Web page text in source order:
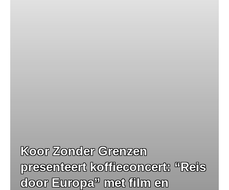
Koor Zonder Grenzen
presenteert koffieconcert: “Reis
door Europa” met film en